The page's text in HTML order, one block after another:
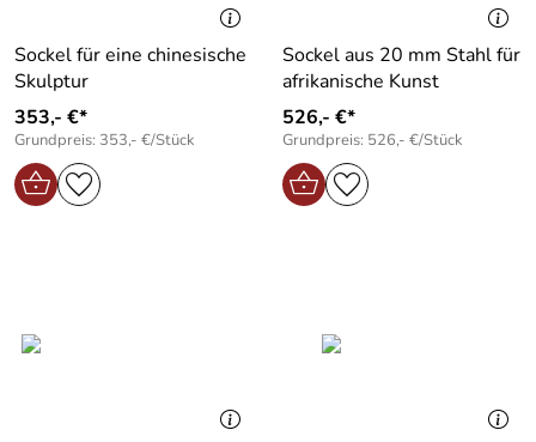
Sockel für eine chinesische
Skulptur
353,- €*
Grundpreis: 353,- €/Stück
Sockel aus 20 mm Stahl für
afrikanische Kunst
526,- €*
Grundpreis: 526,- €/Stück